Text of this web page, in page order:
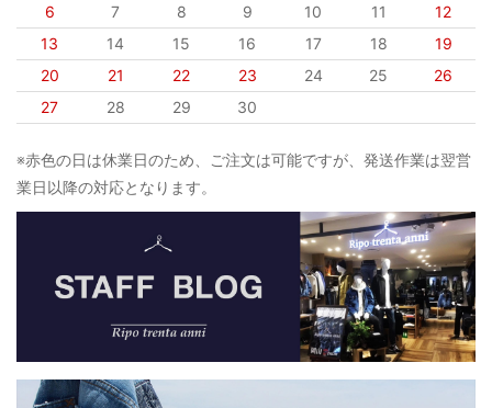
6
7 8 9 10 11
12
13
14 15 16 17 18
19
20
21 22 23 24 25
26
27
28 29 30
※赤色の日は休業日のため、ご注文は可能ですが、発送作業は翌営
業日以降の対応となります。